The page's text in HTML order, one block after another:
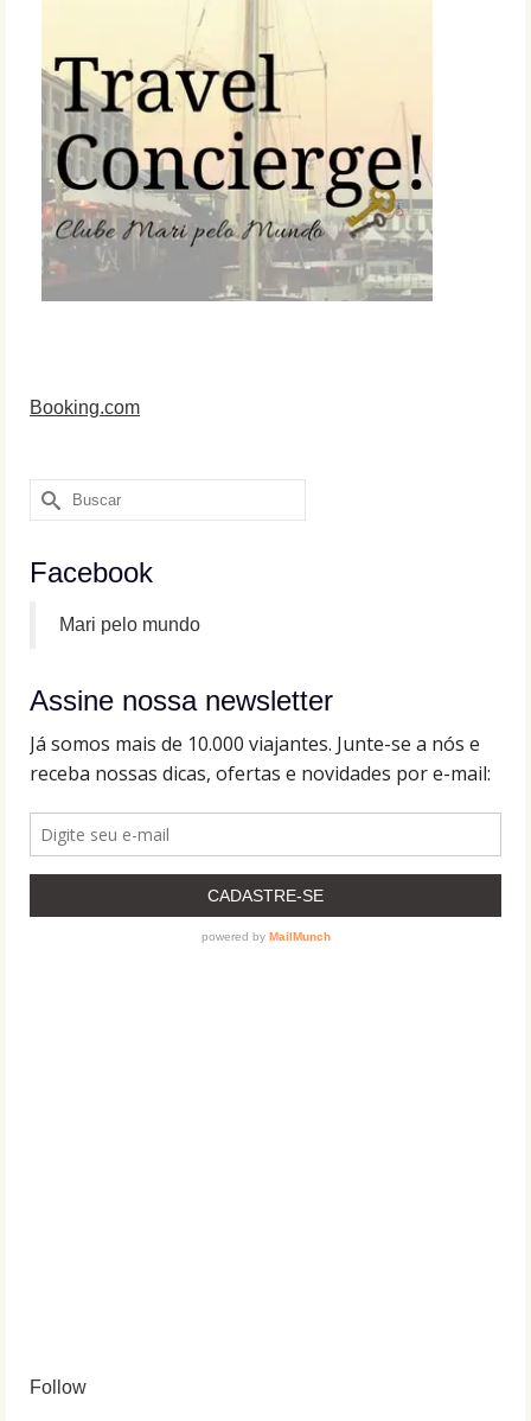
Booking.com
Buscar
por:
Facebook
Mari pelo mundo
Assine nossa newsletter
Follow